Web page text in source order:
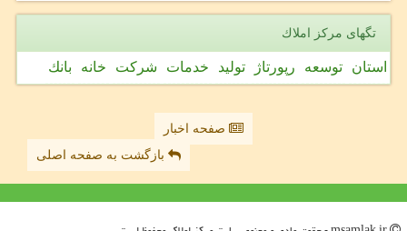
تگهای مركز املاك
استان توسعه رپورتاژ تولید خدمات شركت خانه بانك
صفحه اخبار
بازگشت به صفحه اصلی